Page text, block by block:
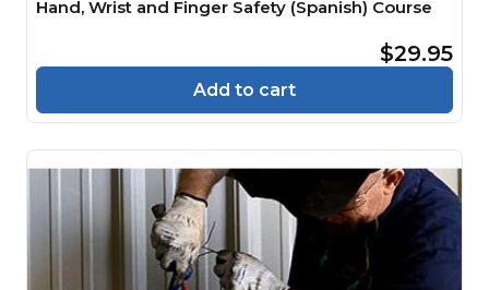
Hand, Wrist and Finger Safety (Spanish) Course
$29.95
Add to cart